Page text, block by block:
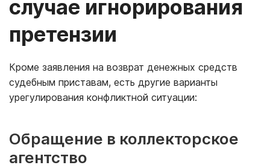
случае игнорирования
претензии
Кроме заявления на возврат денежных средств
судебным приставам, есть другие варианты
урегулирования конфликтной ситуации:
Обращение в коллекторское
агентство